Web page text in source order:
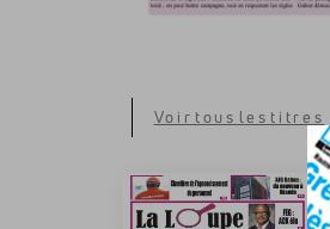
Voir tous les titres